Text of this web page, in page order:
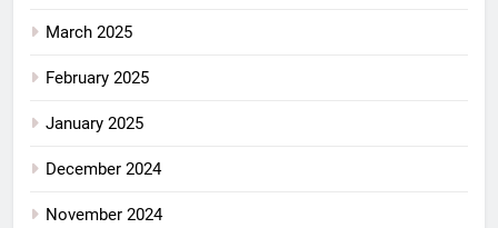
March 2025
February 2025
January 2025
December 2024
November 2024